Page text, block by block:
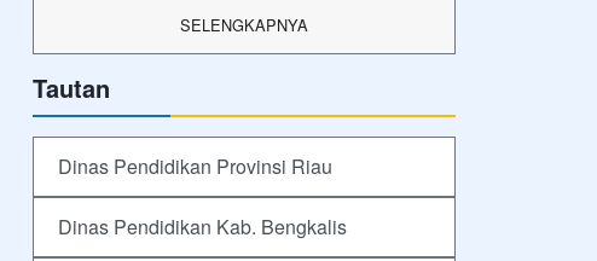
SELENGKAPNYA
Tautan
Dinas Pendidikan Provinsi Riau
Dinas Pendidikan Kab. Bengkalis